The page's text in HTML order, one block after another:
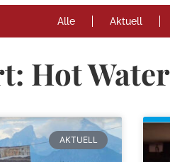
Berchtesgaden
Alle Aktuell
Hot
AKTUELL